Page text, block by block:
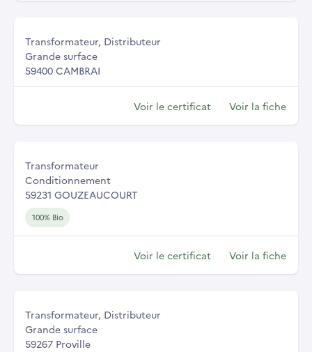
Transformateur, Distributeur
Grande surface
59400 CAMBRAI
Voir le certificat Voir la fiche
Transformateur
Conditionnement
59231 GOUZEAUCOURT
100% Bio
Voir le certificat Voir la fiche
Transformateur, Distributeur
Grande surface
59267 Proville